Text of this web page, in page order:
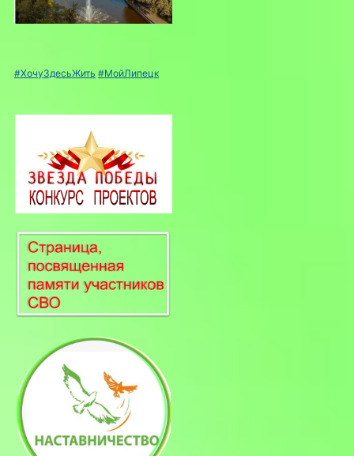
#ХочуЗдесьЖить #МойЛипецк